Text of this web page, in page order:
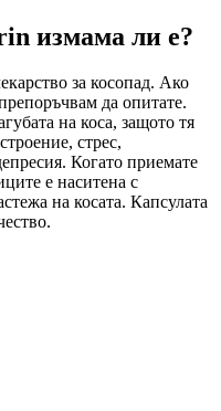
измама ли е?
за косопад. Ако
да опитате.
на коса, защото тя
стрес,
Когато приемате
е наситена с
на косата. Капсулата